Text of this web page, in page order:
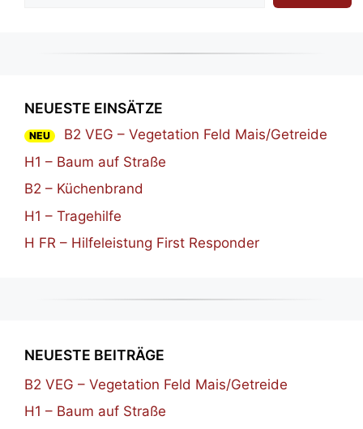
NEUESTE EINSÄTZE
NEU
B2 VEG – Vegetation Feld Mais/Getreide
H1 – Baum auf Straße
B2 – Küchenbrand
H1 – Tragehilfe
H FR – Hilfeleistung First Responder
NEUESTE BEITRÄGE
B2 VEG – Vegetation Feld Mais/Getreide
H1 – Baum auf Straße